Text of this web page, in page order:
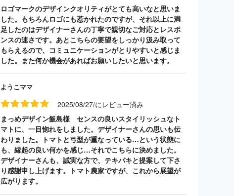
ロゴマークのデザインクオリティがとても高いなと思いま
した。もちろんロゴにも惹かれたのですが、それ以上に満
足したのはデザイナーさんの丁寧で親切なご対応とレスポ
ンスの速さです。あとこちらの要望をしっかり汲み取って
もらえるので、コミュニケーションがとりやすいと感じま
した。また何か機会があればお願いしたいと思います。
ようこママ
2025/08/27/にレビュー済み
まっめデザイン飯島様 センスの良いスタイリッシュなト
マトに、一目惚れをしました。デザイナーさんの思いも伝
わりました。トマトと弓型が重なっている…という状態に
も、縁起の良い何かを感じ…それでこちらに決めました。
デザイナーさんも、誠実な方で、テキパキと提案して下さ
り感謝申し上げます。トマト農家ですが、これから展望が
広がります。